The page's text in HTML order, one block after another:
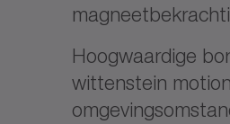
Hoogwaardige
wittenstein